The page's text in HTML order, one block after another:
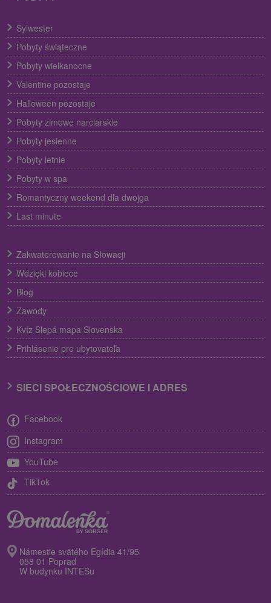
Sylwester
Pobyty świąteczne
Pobyty wielkanocne
Valentine pozostaje
Halloween pozostaje
Pobyty zimowe narciarskie
Pobyty jesienne
Pobyty letnie
Pobyty w spa
Romantyczny weekend dla dwojga
Last minute
Zakwaterowanie na Słowacji
Wdzięki kobiece
Blog
Zawody
Kvíz Slepá mapa Slovenska
Prihlásenie pre ubytovateľa
SIECI SPOŁECZNOŚCIOWE I ADRES
Facebook
Instagram
YouTube
TikTok
Námestie svätého Egídia 41/95
058 01 Poprad
W budynku INTESu